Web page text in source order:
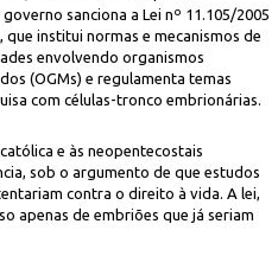
sanciona a Lei nº 11.105/2005
que institui normas e mecanismos de
envolvendo organismos
(OGMs) e regulamenta temas
com células-tronco embrionárias.
e às neopentecostais
sob o argumento de que estudos
contra o direito à vida. A lei,
apenas de embriões que já seriam
Divulgação/Facebook